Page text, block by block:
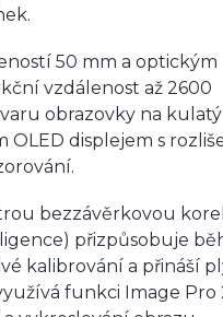
50 mm a optickým
vzdálenost až 2600
obrazovky na
displejem s
bezzávěrkovou
přizpůsobuje
kalibrování a přináší
funkci Image Pro